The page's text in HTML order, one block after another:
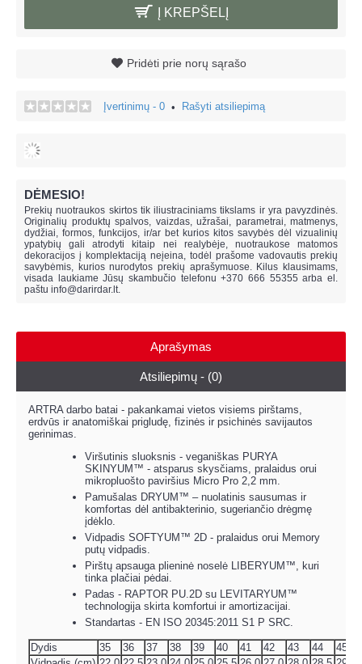
Į KREPŠELĮ
Pridėti prie norų sąrašo
Įvertinimų - 0 • Rašyti atsiliepimą
DĖMESIO!
Prekių nuotraukos skirtos tik iliustraciniams tikslams ir yra pavyzdinės.
Originalių produktų spalvos, vaizdas, užrašai, parametrai, matmenys,
dydžiai, formos, funkcijos, ir/ar bet kurios kitos savybės dėl vizualinių
ypatybių gali atrodyti kitaip nei realybėje, nuotraukose matomos
dekoracijos į komplektaciją neįeina, todėl prašome vadovautis prekių
savybėmis, kurios nurodytos prekių aprašymuose. Kilus klausimams,
visada laukiame Jūsų skambučio telefonu +370 666 55355 arba el.
paštu info@darirdar.lt.
Aprašymas
Atsiliepimų - (0)
ARTRA darbo batai - pakankamai vietos visiems pirštams,
erdvūs ir anatomiškai prigludę, fizinės ir psichinės savijautos
gerinimas.
Viršutinis sluoksnis - veganiškas PURYA
SKINYUM™ - atsparus skysčiams, pralaidus orui
mikropluošto paviršius Micro Pro 2,2 mm.
Pamušalas DRYUM™ – nuolatinis sausumas ir
komfortas dėl antibakterinio, sugeriančio drėgmę
įdėklo.
Vidpadis SOFTYUM™ 2D - pralaidus orui Memory
putų vidpadis.
Pirštų apsauga plieninė noselė LIBERYUM™, kuri
tinka plačiai pėdai.
Padas - RAPTOR PU.2D su LEVITARYUM™
technologija skirta komfortui ir amortizacijai.
Standartas - EN ISO 20345:2011 S1 P SRC.
Dydis 35 36 37 38 39 40 41 42 43 44 45